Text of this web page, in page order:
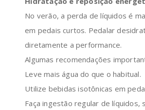
No verão, a perda de líquidos é
em pedais curtos. Pedalar
diretamente a performance.
Algumas recomendações
Leve mais água do que o habitual.
Utilize bebidas isotônicas em
Faça ingestão regular de líquidos,